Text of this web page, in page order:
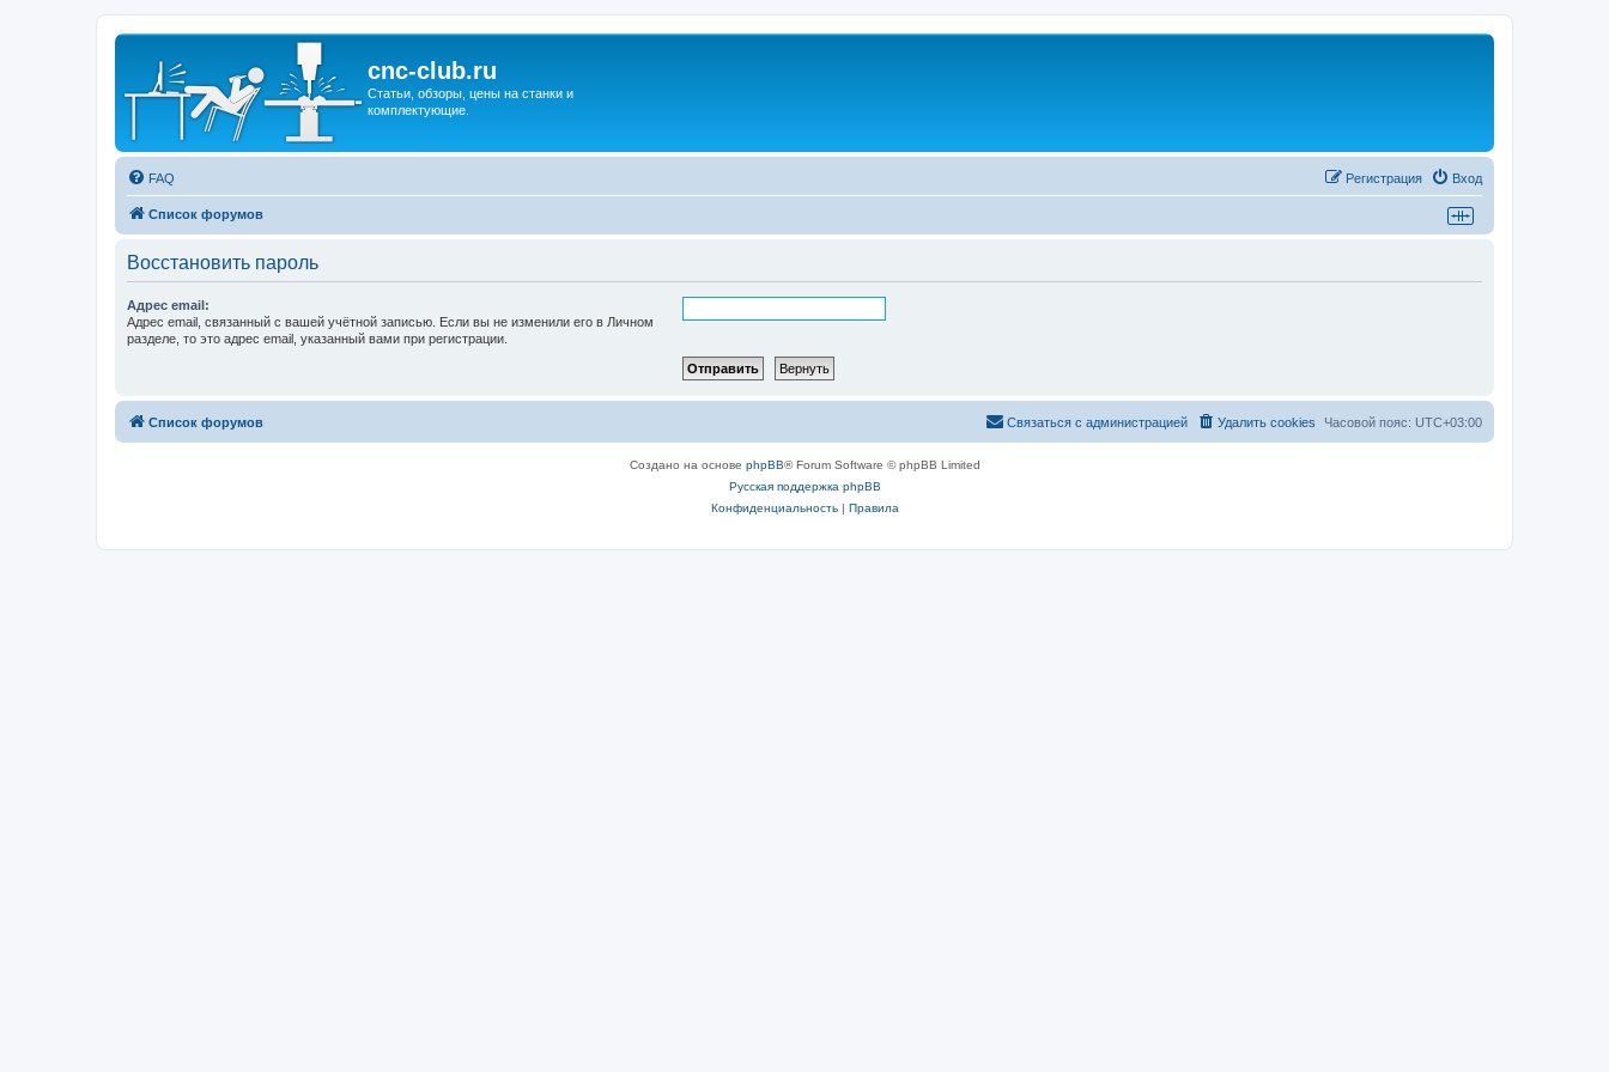
cnc-club.ru
Статьи, обзоры, цены на станки и
комплектующие.
FAQ Вход
Регистрация
Список форумов
Восстановить пароль
Адрес email:
Адрес email, связанный с вашей учётной записью. Если вы не изменили его в Личном
разделе, то это адрес email, указанный вами при регистрации.
Список форумов Часовой пояс: UTC+03:00
Удалить cookies
Связаться с администрацией
Создано на основе phpBB® Forum Software © phpBB Limited
Русская поддержка phpBB
Конфиденциальность| Правила